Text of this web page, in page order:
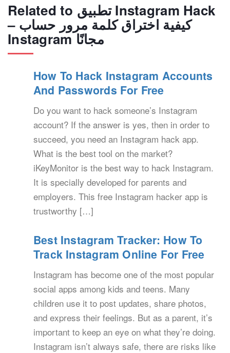
Related to تطبيق Instagram Hack
– كيفية اختراق كلمة مرور حساب
Instagram مجانًا
How To Hack Instagram Accounts
And Passwords For Free
Do you want to hack someone’s Instagram
account? If the answer is yes, then in order to
succeed, you need an Instagram hack app.
What is the best tool on the market?
iKeyMonitor is the best way to hack Instagram.
It is specially developed for parents and
employers. This free Instagram hacker app is
trustworthy […]
Best Instagram Tracker: How To
Track Instagram Online For Free
Instagram has become one of the most popular
social apps among kids and teens. Many
children use it to post updates, share photos,
and express their feelings. But as a parent, it’s
important to keep an eye on what they’re doing.
Instagram isn’t always safe, there are risks like